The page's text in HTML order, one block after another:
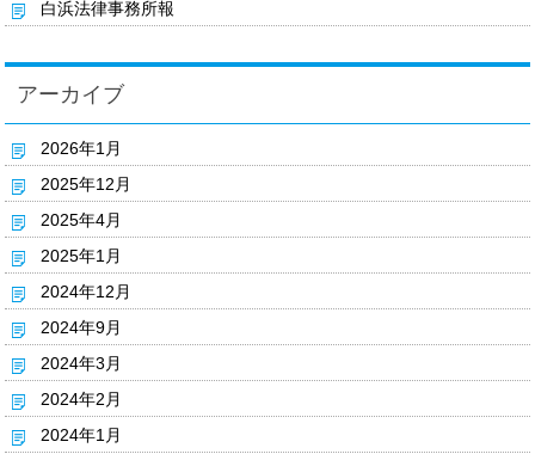
白浜法律事務所報
アーカイブ
2026年1月
2025年12月
2025年4月
2025年1月
2024年12月
2024年9月
2024年3月
2024年2月
2024年1月